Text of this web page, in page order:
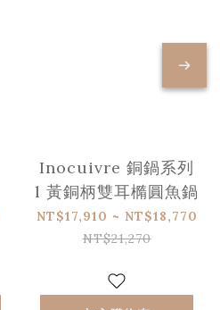
Inocuivre 銅鍋系列
l 黃銅柄雙耳橢圓魚鍋
NT$17,910 ~ NT$18,770
NT$21,270